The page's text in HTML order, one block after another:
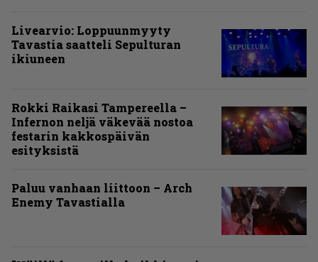
Livearvio: Loppuunmyyty
Tavastia saatteli Sepulturan
ikiuneen
Rokki Raikasi Tampereella –
Infernon neljä väkevää nostoa
festarin kakkospäivän
esityksistä
Paluu vanhaan liittoon – Arch
Enemy Tavastialla